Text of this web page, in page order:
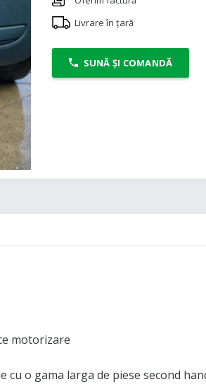
Livrare în țară
SUNĂ ȘI COMANDĂ
motorizare
o gama larga de piese second